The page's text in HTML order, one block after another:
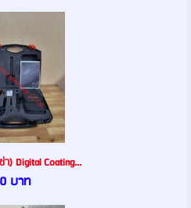
ช่า) Digital Coating...
0 บาท